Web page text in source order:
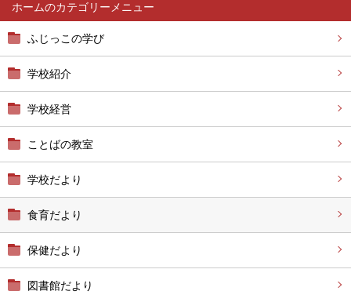
ホーム
ふじっこの学び
学校紹介
学校経営
ことばの教室
学校だより
食育だより
保健だより
図書館だより